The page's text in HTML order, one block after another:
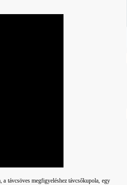
távcsöves megfigyeléshez távcsőkupola, egy